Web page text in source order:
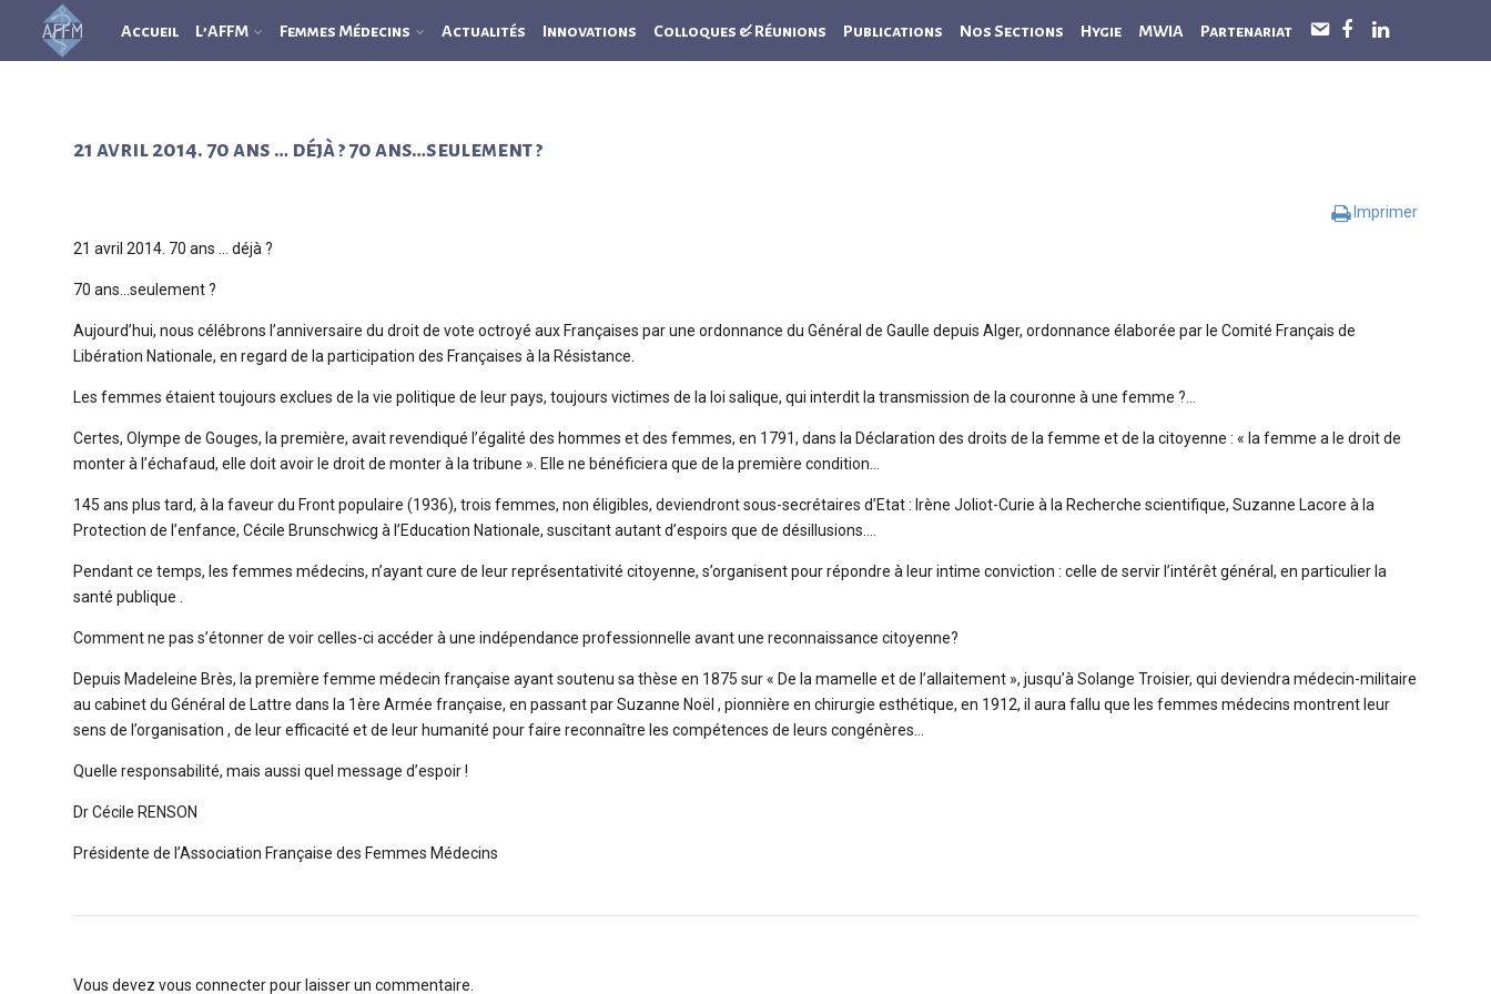
Accueil L’AFFM Femmes Médecins Actualités Innovations Colloques & Réunions Publications Nos Sections Hygie MWIA Partenariat
n
21 avril 2014. 70 ans … déjà ? 70 ans…seulement ?
Imprimer
21 avril 2014. 70 ans … déjà ?
70 ans…seulement ?
Aujourd’hui, nous célébrons l’anniversaire du droit de vote octroyé aux Françaises par une ordonnance du Général de Gaulle depuis Alger, ordonnance élaborée par le Comité Français de
Libération Nationale, en regard de la participation des Françaises à la Résistance.
Les femmes étaient toujours exclues de la vie politique de leur pays, toujours victimes de la loi salique, qui interdit la transmission de la couronne à une femme ?…
Certes, Olympe de Gouges, la première, avait revendiqué l’égalité des hommes et des femmes, en 1791, dans la Déclaration des droits de la femme et de la citoyenne : « la femme a le droit de
monter à l’échafaud, elle doit avoir le droit de monter à la tribune ». Elle ne bénéficiera que de la première condition…
145 ans plus tard, à la faveur du Front populaire (1936), trois femmes, non éligibles, deviendront sous-secrétaires d’Etat : Irène Joliot-Curie à la Recherche scientifique, Suzanne Lacore à la
Protection de l’enfance, Cécile Brunschwicg à l’Education Nationale, suscitant autant d’espoirs que de désillusions….
Pendant ce temps, les femmes médecins, n’ayant cure de leur représentativité citoyenne, s’organisent pour répondre à leur intime conviction : celle de servir l’intérêt général, en particulier la
santé publique .
Comment ne pas s’étonner de voir celles-ci accéder à une indépendance professionnelle avant une reconnaissance citoyenne?
Depuis Madeleine Brès, la première femme médecin française ayant soutenu sa thèse en 1875 sur « De la mamelle et de l’allaitement », jusqu’à Solange Troisier, qui deviendra médecin-militaire
au cabinet du Général de Lattre dans la 1ère Armée française, en passant par Suzanne Noël , pionnière en chirurgie esthétique, en 1912, il aura fallu que les femmes médecins montrent leur
sens de l’organisation , de leur efficacité et de leur humanité pour faire reconnaître les compétences de leurs congénères…
Quelle responsabilité, mais aussi quel message d’espoir !
Dr Cécile RENSON
Présidente de l’Association Française des Femmes Médecins
Vous devez vous connecterpour laisser un commentaire.